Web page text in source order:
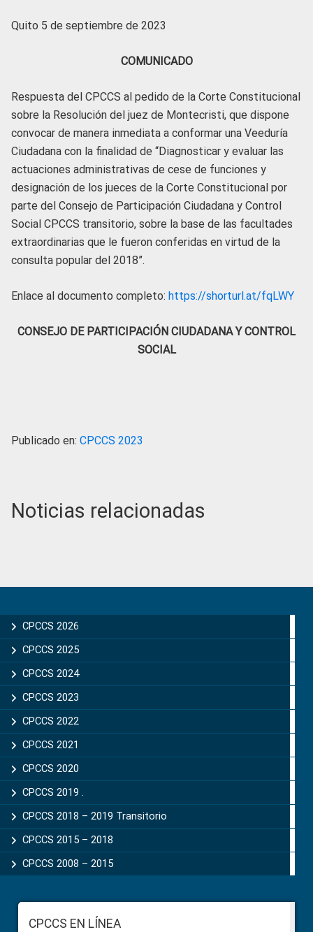
Quito 5 de septiembre de 2023
COMUNICADO
Respuesta del CPCCS al pedido de la Corte Constitucional
sobre la Resolución del juez de Montecristi, que dispone
convocar de manera inmediata a conformar una Veeduría
Ciudadana con la finalidad de “Diagnosticar y evaluar las
actuaciones administrativas de cese de funciones y
designación de los jueces de la Corte Constitucional por
parte del Consejo de Participación Ciudadana y Control
Social CPCCS transitorio, sobre la base de las facultades
extraordinarias que le fueron conferidas en virtud de la
consulta popular del 2018”.
Enlace al documento completo: https://shorturl.at/fqLWY
CONSEJO DE PARTICIPACIÓN CIUDADANA Y CONTROL
SOCIAL
Publicado en: CPCCS 2023
Noticias relacionadas
Sidebar
CPCCS 2026
CPCCS 2025
CPCCS 2024
CPCCS 2023
CPCCS 2022
CPCCS 2021
CPCCS 2020
CPCCS 2019 .
CPCCS 2018 – 2019 Transitorio
CPCCS 2015 – 2018
CPCCS 2008 – 2015
FooterCPCCS EN LÍNEA